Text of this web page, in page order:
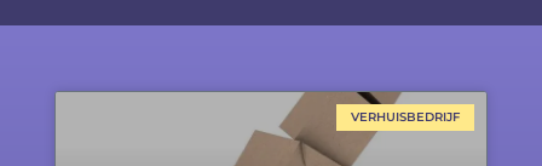
VERHUISBEDRIJF